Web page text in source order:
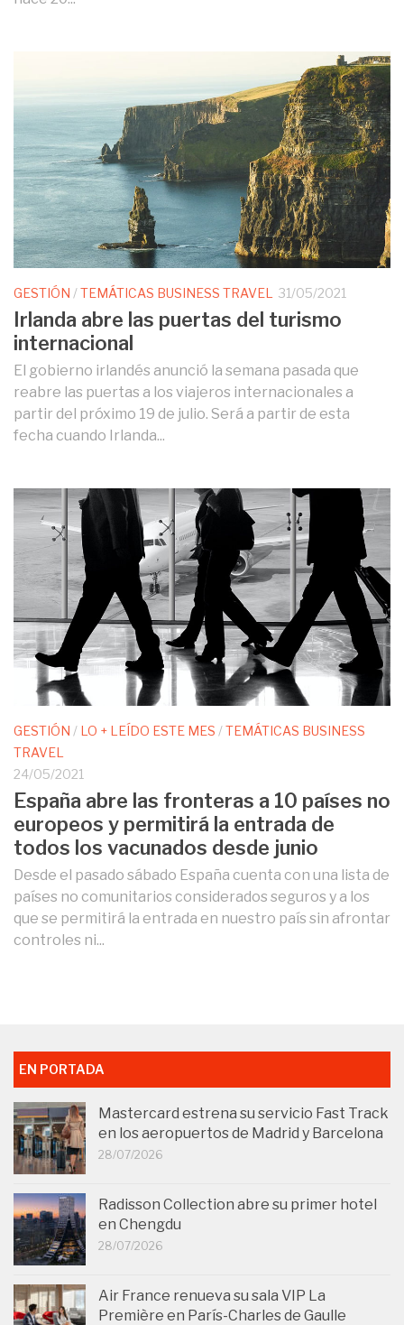
GESTIÓN /TEMÁTICAS BUSINESS TRAVEL 31/05/2021
Irlanda abre las puertas del turismo
internacional
El gobierno irlandés anunció la semana pasada que
reabre las puertas a los viajeros internacionales a
partir del próximo 19 de julio. Será a partir de esta
fecha cuando Irlanda...
GESTIÓN / LO + LEÍDO ESTE MES /TEMÁTICAS BUSINESS
TRAVEL
24/05/2021
España abre las fronteras a 10 países no
europeos y permitirá la entrada de
todos los vacunados desde junio
Desde el pasado sábado España cuenta con una lista de
países no comunitarios considerados seguros y a los
que se permitirá la entrada en nuestro país sin afrontar
controles ni...
EN PORTADA
Mastercard estrena su servicio Fast Track
en los aeropuertos de Madrid y Barcelona
28/07/2026
Radisson Collection abre su primer hotel
en Chengdu
28/07/2026
Air France renueva su sala VIP La
Première en París-Charles de Gaulle